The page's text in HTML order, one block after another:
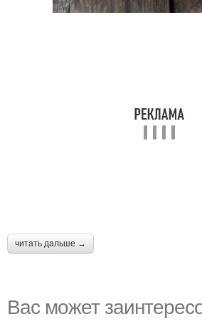
читать дальше →
Вас может